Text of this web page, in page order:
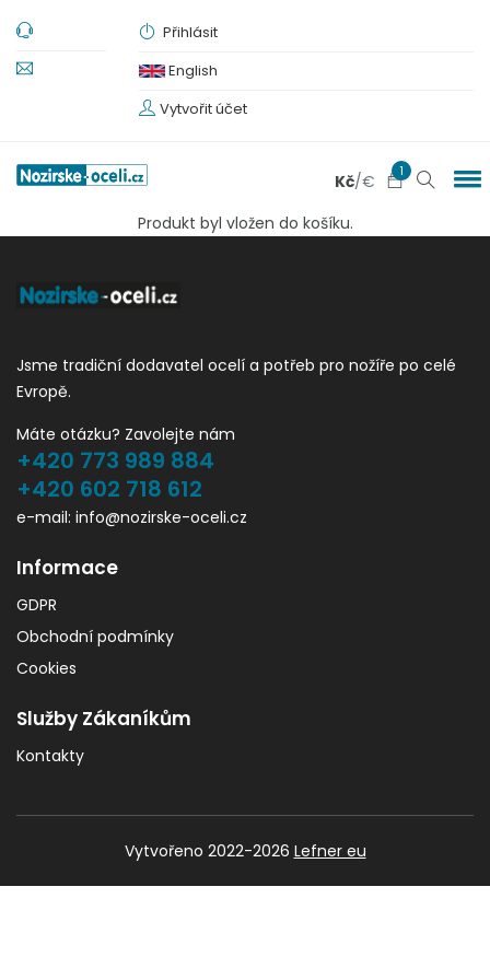
Přihlásit
English
Vytvořit účet
Kč/€ 1
Produkt byl vložen do košíku.
Jsme tradiční dodavatel ocelí a potřeb pro nožíře po celé
Evropě.
Máte otázku? Zavolejte nám
+420 773 989 884
+420 602 718 612
e-mail: info@nozirske-oceli.cz
Informace
GDPR
Obchodní podmínky
Cookies
Služby Zákaníkům
Kontakty
Vytvořeno 2022-2026 Lefner eu